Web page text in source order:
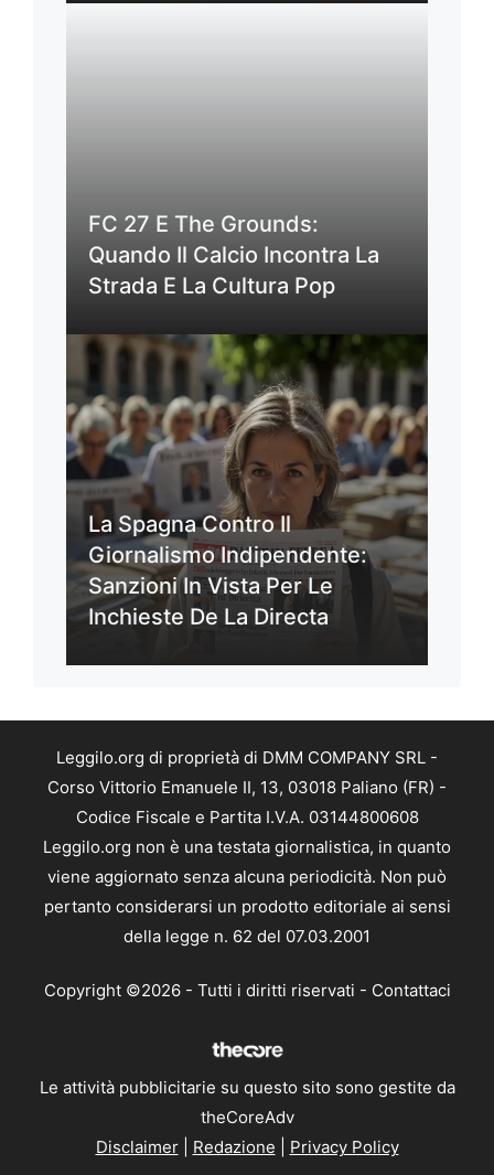
FC 27 E The Grounds:
Quando Il Calcio Incontra La
Strada E La Cultura Pop
La Spagna Contro Il
Giornalismo Indipendente:
Sanzioni In Vista Per Le
Inchieste De La Directa
Leggilo.org di proprietà di DMM COMPANY SRL -
Corso Vittorio Emanuele II, 13, 03018 Paliano (FR) -
Codice Fiscale e Partita I.V.A. 03144800608
Leggilo.org non è una testata giornalistica, in quanto
viene aggiornato senza alcuna periodicità. Non può
pertanto considerarsi un prodotto editoriale ai sensi
della legge n. 62 del 07.03.2001
Copyright ©2026 - Tutti i diritti riservati - Contattaci
Le attività pubblicitarie su questo sito sono gestite da
theCoreAdv
Disclaimer| Redazione Privacy Policy